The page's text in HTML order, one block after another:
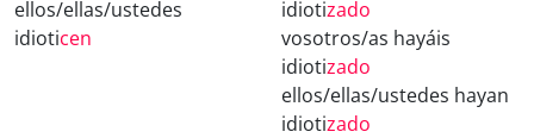
ellos/ellas/ustedes
idioticen
idiotizado
vosotros/as hayáis
idiotizado
ellos/ellas/ustedes hayan
idiotizado